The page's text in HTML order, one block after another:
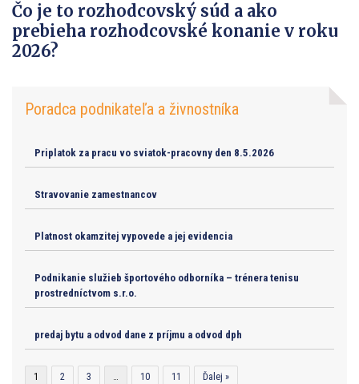
Čo je to rozhodcovský súd a ako
prebieha rozhodcovské konanie v roku
2026?
Poradca podnikateľa a živnostníka
Priplatok za pracu vo sviatok-pracovny den 8.5.2026
Stravovanie zamestnancov
Platnost okamzitej vypovede a jej evidencia
Podnikanie služieb športového odborníka – trénera tenisu
prostredníctvom s.r.o.
predaj bytu a odvod dane z príjmu a odvod dph
1 2 3 … 10 11 Ďalej »